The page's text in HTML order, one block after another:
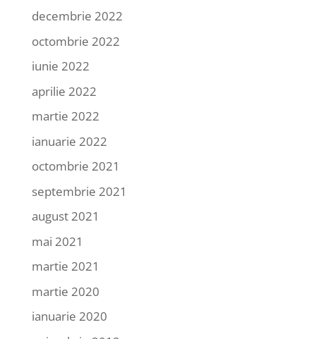
decembrie 2022
octombrie 2022
iunie 2022
aprilie 2022
martie 2022
ianuarie 2022
octombrie 2021
septembrie 2021
august 2021
mai 2021
martie 2021
martie 2020
ianuarie 2020